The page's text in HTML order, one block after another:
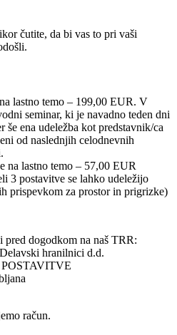
čutite, da bi vas to pri vaši
lastno temo – 199,00 EUR. V
seminar, ki je navadno teden dni
še ena udeležba kot predstavnik/ca
od naslednjih celodnevnih
na lastno temo – 57,00 EUR
3 postavitve se lahko udeležijo
prispevkom za prostor in prigrizke)
dogodkom na naš TRR:
hranilnici d.d.
račun.